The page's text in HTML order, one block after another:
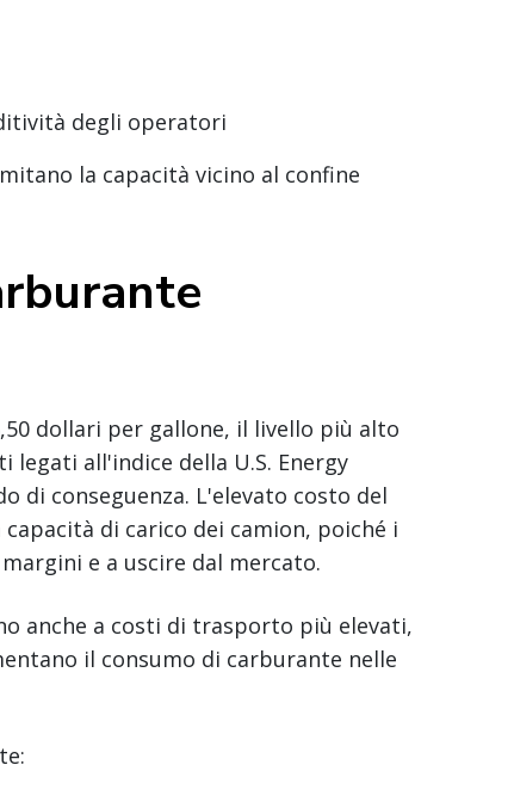
degli operatori
la capacità vicino al confine
dollari per gallone, il livello più alto
all'indice della U.S. Energy
di conseguenza. L'elevato costo del
di carico dei camion, poiché i
e a uscire dal mercato.
anche a costi di trasporto più elevati,
il consumo di carburante nelle